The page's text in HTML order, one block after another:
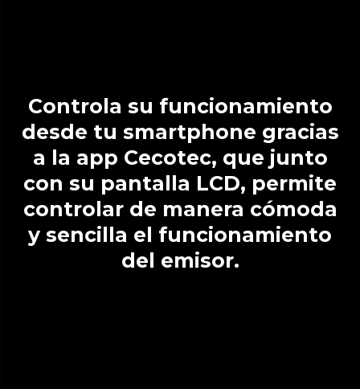
Controla su funcionamiento
desde tu smartphone gracias
a la app Cecotec, que junto
con su pantalla LCD, permite
controlar de manera cómoda
y sencilla el funcionamiento
del emisor.